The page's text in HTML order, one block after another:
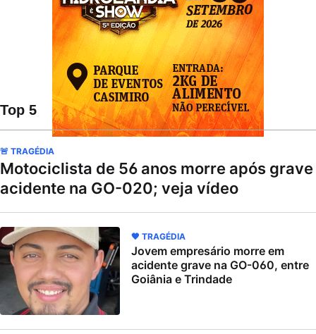
Top 5
🚨 TRAGÉDIA
Motociclista de 56 anos morre após grave
acidente na GO-020; veja vídeo
🖤 TRAGÉDIA
Jovem empresário morre em
acidente grave na GO-060, entre
Goiânia e Trindade